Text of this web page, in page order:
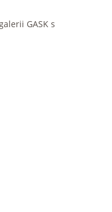
GASK s